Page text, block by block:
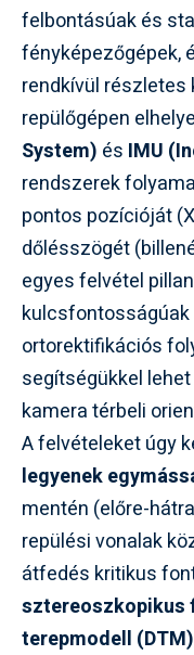
felbontásúak és
fényképezőgépek,
rendkívül részletes
repülőgépen
System) és IMU
rendszerek
pontos pozícióját
dőlésszögét
egyes felvétel
ortorektifikációs
segítségükkel
kamera térbeli
A felvételeket úgy
legyenek
mentén (előre-
repülési vonalak
átfedés kritikus
sztereoszkopikus
terepmodell (DTM)